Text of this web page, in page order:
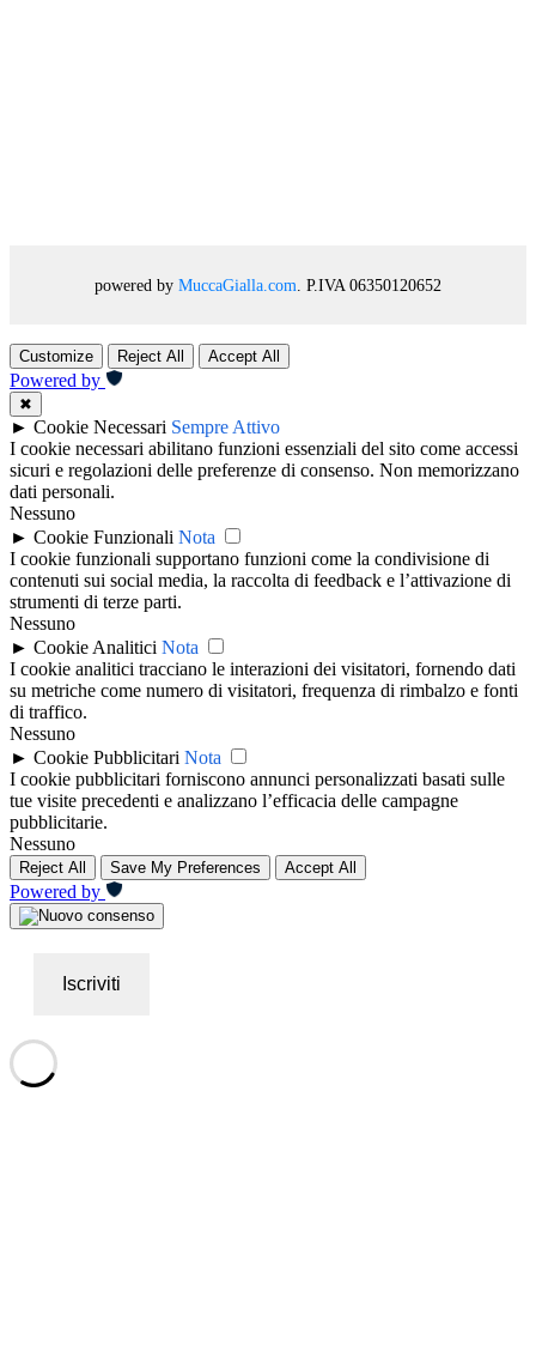
powered by MuccaGialla.com . P.IVA 06350120652
Customize Reject All Accept All
Powered by
✖
► Cookie Necessari Sempre Attivo
I cookie necessari abilitano funzioni essenziali del sito come accessi
sicuri e regolazioni delle preferenze di consenso. Non memorizzano
dati personali.
Nessuno
► Cookie Funzionali Nota
I cookie funzionali supportano funzioni come la condivisione di
contenuti sui social media, la raccolta di feedback e l’attivazione di
strumenti di terze parti.
Nessuno
► Cookie Analitici Nota
I cookie analitici tracciano le interazioni dei visitatori, fornendo dati
su metriche come numero di visitatori, frequenza di rimbalzo e fonti
di traffico.
Nessuno
► Cookie Pubblicitari Nota
I cookie pubblicitari forniscono annunci personalizzati basati sulle
tue visite precedenti e analizzano l’efficacia delle campagne
pubblicitarie.
Nessuno
Reject All Save My Preferences Accept All
Powered by
Iscriviti